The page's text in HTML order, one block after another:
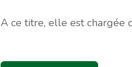
A ce titre, elle est chargée